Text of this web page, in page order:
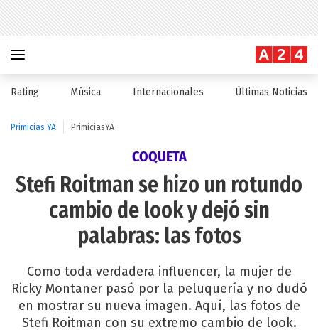
Rating Música Internacionales Últimas Noticias
Primicias YA PrimiciasYA
COQUETA
Stefi Roitman se hizo un rotundo
cambio de look y dejó sin
palabras: las fotos
Como toda verdadera influencer, la mujer de
Ricky Montaner pasó por la peluquería y no dudó
en mostrar su nueva imagen. Aquí, las fotos de
Stefi Roitman con su extremo cambio de look.